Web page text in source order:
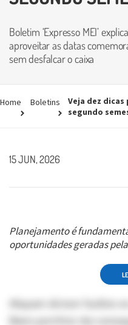
Boletim ‘Expresso MEI’
aproveitar as datas
sem desfalcar o caixa
Home Boletins
Veja dez dicas
segundo
15 JUN, 2026
Planejamento é
oportunidades geradas
Aliquam dictum facilisis
libero porttitor dui